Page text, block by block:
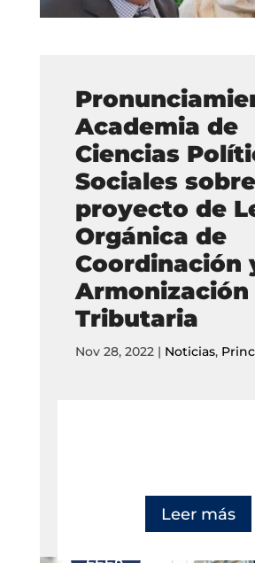
Academia de
Ciencias
Sociales sobre
proyecto de
Orgánica de
Coordinación
Armonización
Tributaria
Nov 28, 2022| Noticias,
Leer más